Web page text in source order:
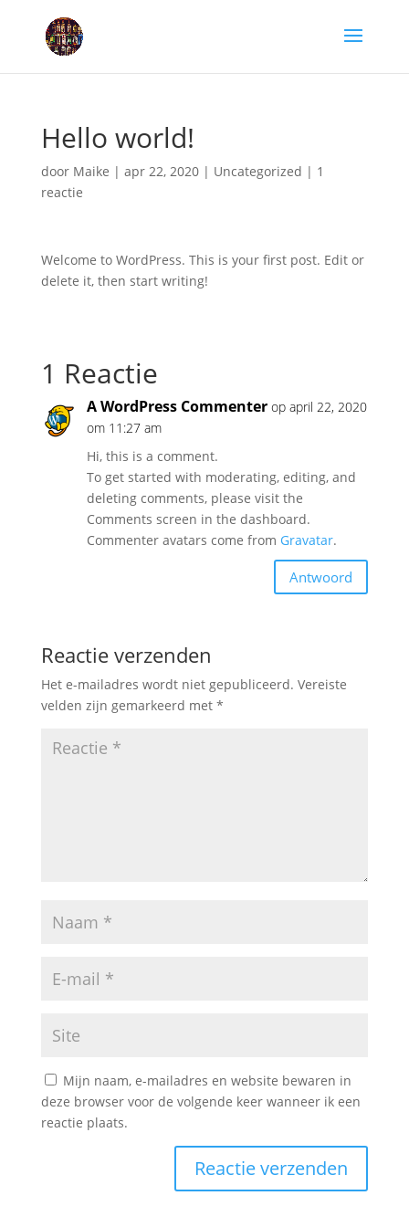
Hello world!
door Maike | apr 22, 2020| Uncategorized | 1
reactie
Welcome to WordPress. This is your first post. Edit or
delete it, then start writing!
1 Reactie
A WordPress Commenter op april 22, 2020
om 11:27 am
Hi, this is a comment.
To get started with moderating, editing, and
deleting comments, please visit the
Comments screen in the dashboard.
Commenter avatars come from Gravatar.
Antwoord
Reactie verzenden
Het e-mailadres wordt niet gepubliceerd. Vereiste
velden zijn gemarkeerd met *
Mijn naam, e-mailadres en website bewaren in
deze browser voor de volgende keer wanneer ik een
reactie plaats.